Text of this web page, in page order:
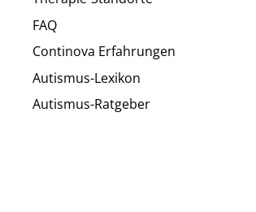
FAQ
Continova Erfahrungen
Autismus-Lexikon
Autismus-Ratgeber